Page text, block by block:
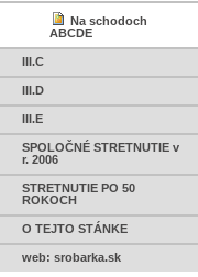
Na schodoch
ABCDE
III.C
III.D
III.E
SPOLOČNÉ STRETNUTIE v
r. 2006
STRETNUTIE PO 50
ROKOCH
O TEJTO STÁNKE
web: srobarka.sk